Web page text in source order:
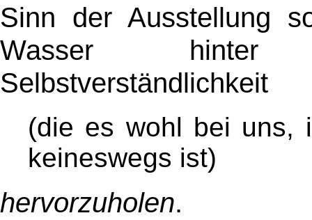
Sinn der Ausstellung
Wasser hinter
Selbstverständlichkeit
(die es wohl bei uns,
keineswegs ist)
hervorzuholen.